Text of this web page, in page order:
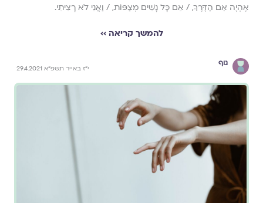
אֶהְיֶה אֵם הַדֶּרֶךְ, / אֵם כָּל נָשִׁים מְצַפּוֹת, / וַאֲנִי לֹא רָצִיתִי.
להמשך קריאה ››
גוף
י"ז באייר תשפ"א 29.4.2021